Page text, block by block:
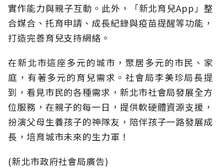
實作能力與親子互動。此外，「新北育兒App」整
合媒合、托育申請、成長紀錄與疫苗提醒等功能，
打造完善育兒支持網絡。
在新北市這座多元的城市，聚居多元的市民、家
庭，有著多元的育兒需求。社會局李美珍局長提
到，看見市民的各種需求，新北市社會局發展全方
位服務，在親子的每一日，提供軟硬體資源支援，
扮演父母生養孩子的神隊友，陪伴孩子一路發展成
長，培育城市未來的生力軍！
(新北市政府社會局廣告)